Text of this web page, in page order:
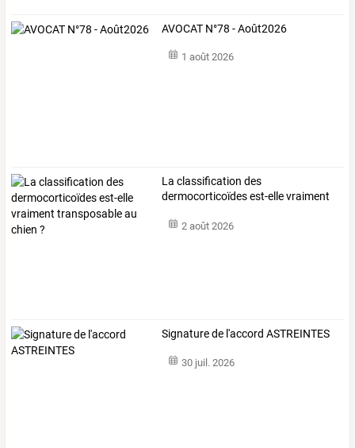
AVOCAT N°78 - Août2026
1 août 2026
La classification des
dermocorticoïdesest-ellevraiment
2 août 2026
Signature de l'accord ASTREINTES
30 juil. 2026